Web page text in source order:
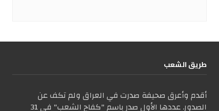
طریق الشعب
أقدم وأعرق صحيفة صدرت في العراق ولم تكف عن
الصدور. عددها الأول صدر باسم "كفاح الشعب" في 31